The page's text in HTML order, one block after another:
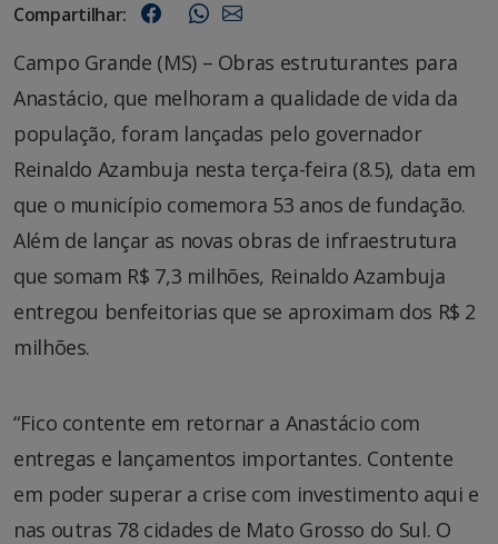
Compartilhar:
Campo Grande (MS) – Obras estruturantes para
Anastácio, que melhoram a qualidade de vida da
população, foram lançadas pelo governador
Reinaldo Azambuja nesta terça-feira (8.5), data em
que o município comemora 53 anos de fundação.
Além de lançar as novas obras de infraestrutura
que somam R$ 7,3 milhões, Reinaldo Azambuja
entregou benfeitorias que se aproximam dos R$ 2
milhões.
“Fico contente em retornar a Anastácio com
entregas e lançamentos importantes. Contente
em poder superar a crise com investimento aqui e
nas outras 78 cidades de Mato Grosso do Sul. O